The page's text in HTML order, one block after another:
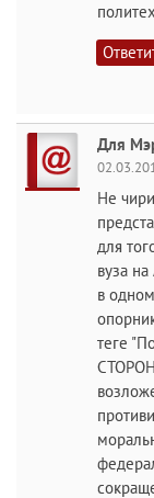
Для
Не
для
вуза
в
теге